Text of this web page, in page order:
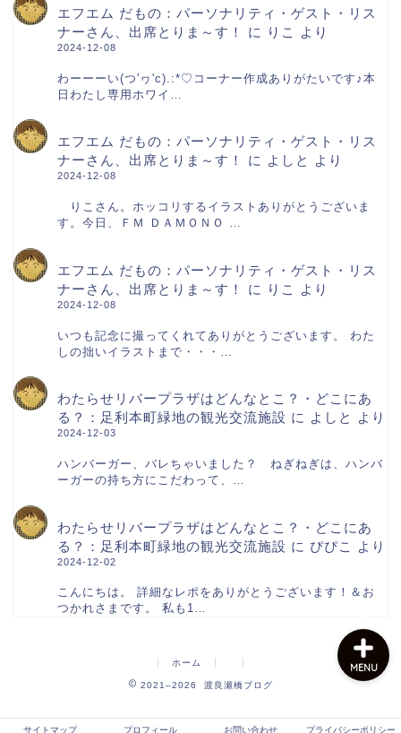
エフエム だもの：パーソナリティ・ゲスト・リス
ナーさん、出席とりま～す！
に りこ より
2024-12-08
わーーーい(つ'ヮ'c).:*♡コーナー作成ありがたいです♪本
日わたし専用ホワイ…
エフエム だもの：パーソナリティ・ゲスト・リス
ナーさん、出席とりま～す！
に よしと より
2024-12-08
りこさん。ホッコリするイラストありがとうございま
す。今日、ＦＭ ＤＡＭＯＮＯ …
エフエム だもの：パーソナリティ・ゲスト・リス
ナーさん、出席とりま～す！
に りこ より
2024-12-08
いつも記念に撮ってくれてありがとうございます。 わた
しの拙いイラストまで・・・…
わたらせリバープラザはどんなとこ？・どこにあ
る？：足利本町緑地の観光交流施設 に よしと より
2024-12-03
ハンバーガー、バレちゃいました？ ねぎねぎは、ハンバ
ーガーの持ち方にこだわって、…
わたらせリバープラザはどんなとこ？・どこにあ
る？：足利本町緑地の観光交流施設 に ぴぴこ より
2024-12-02
こんにちは。 詳細なレポをありがとうございます！＆お
つかれさまです。 私も1…
ホーム
2021–2026 渡良瀬橋ブログ
サイトマップ プロフィール お問い合わせ プライバシーポリシー
MENU
サイトマップ
プロフィール